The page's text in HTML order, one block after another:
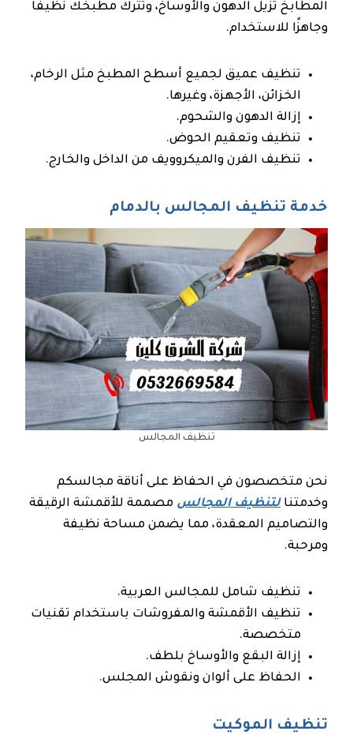
المطابخ تزيل الدهون والأوساخ، وتترك مطبخك نظيفًا
وجاهزًا للاستخدام.
تنظيف عميق لجميع أسطح المطبخ مثل الرخام،
الخزائن، الأجهزة، وغيرها.
إزالة الدهون والشحوم.
تنظيف وتعقيم الحوض.
تنظيف الفرن والميكروويف من الداخل والخارج.
خدمة تنظيف المجالس بالدمام
تنظيف المجالس
نحن متخصصون في الحفاظ على أناقة مجالسكم
وخدمتنالتنظيف المجالس مصممة للأقمشة الرقيقة
والتصاميم المعقدة، مما يضمن مساحة نظيفة
ومرحبة.
تنظيف شامل للمجالس العربية.
تنظيف الأقمشة والمفروشات باستخدام تقنيات
متخصصة.
إزالة البقع والأوساخ بلطف.
الحفاظ على ألوان ونقوش المجلس.
تنظيف الموكيت